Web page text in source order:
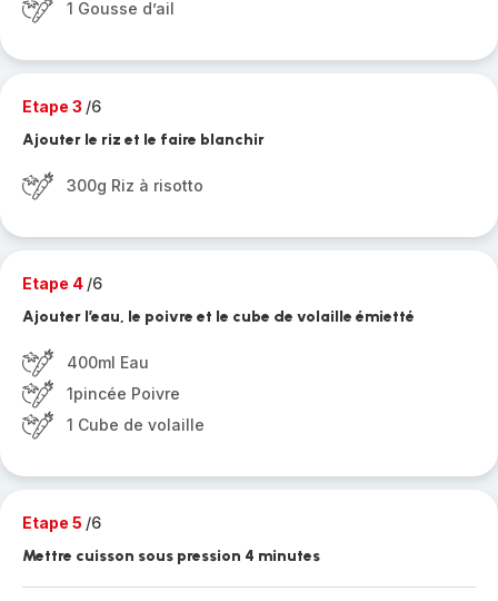
1 Gousse d’ail
Etape 3 /6
Ajouter le riz et le faire blanchir
300g Riz à risotto
Etape 4 /6
Ajouter l’eau, le poivre et le cube de volaille émietté
400ml Eau
1pincée Poivre
1 Cube de volaille
Etape 5 /6
Mettre cuisson sous pression 4 minutes